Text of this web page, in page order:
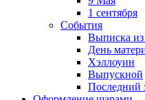
1 сентября
События
Выписка из
День
Хэллоуин
Выпускной
Последний